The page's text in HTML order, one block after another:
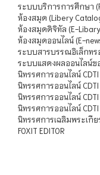
ระบบบริการการศึกษา
ห้องสมุด (Libery
ห้องสมุดดิจิทัล (E-
ห้องสมุดออนไลน์ (E-
ระบบสารบรรณอิเล็กทร
ระบบแสดงผลออนไลน์ข
นิทรรศการออนไลน์
นิทรรศการออนไลน์
นิทรรศการออนไลน์
นิทรรศการออนไลน์
นิทรรศการเฉลิมพระเกี
FOXIT EDITOR